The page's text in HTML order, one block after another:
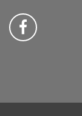
Bistum